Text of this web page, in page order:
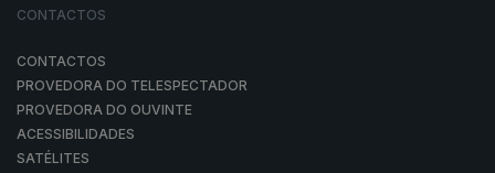
CONTACTOS
CONTACTOS
PROVEDORA DO TELESPECTADOR
PROVEDORA DO OUVINTE
ACESSIBILIDADES
SATÉLITES